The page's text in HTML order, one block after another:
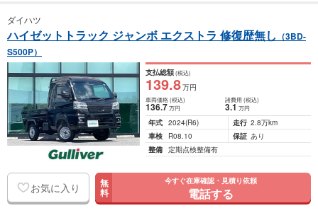
ダイハツ
ハイゼットトラック ジャンボ エクストラ 修復歴無し （3BD-
S500P）
支払総額(税込)
139.8万円
車両価格(税込)
136.7万円
諸費用 (税込)
3.1 万円
年式 2024(R6) 走行 2.8万km
車検
R08.10 保証 あり
整備 定期点検整備有
お気に入り 無
料
今すぐ在庫確認・見積り依頼
電話する